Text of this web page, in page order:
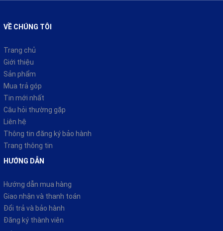
VỀ CHÚNG TÔI
Trang chủ
Giới thiệu
Sản phẩm
Mua trả góp
Tin mới nhất
Câu hỏi thường gặp
Liên hệ
Thông tin đăng ký bảo hành
Trang thông tin
HƯỚNG DẪN
Hướng dẫn mua hàng
Giao nhận và thanh toán
Đổi trả và bảo hành
Đăng ký thành viên